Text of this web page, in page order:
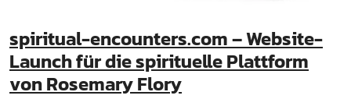
spiritual-encounters.com – Website-
Launch für die spirituelle Plattform
von Rosemary Flory